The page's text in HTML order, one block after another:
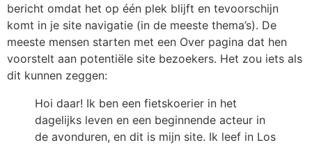
bericht omdat het op één plek blijft en tevoorschijn
komt in je site navigatie (in de meeste thema’s). De
meeste mensen starten met een Over pagina dat hen
voorstelt aan potentiële site bezoekers. Het zou iets als
dit kunnen zeggen:
Hoi daar! Ik ben een fietskoerier in het
dagelijks leven en een beginnende acteur in
de avonduren, en dit is mijn site. Ik leef in Los